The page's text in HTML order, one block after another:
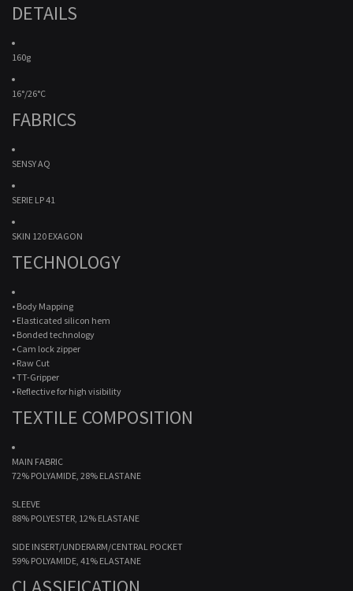
DETAILS
160g
16°/26°C
FABRICS
SENSY AQ
SERIE LP 41
SKIN 120 EXAGON
TECHNOLOGY
• Body Mapping
• Elasticated silicon hem
• Bonded technology
• Cam lock zipper
• Raw Cut
• TT-Gripper
• Reflective for high visibility
TEXTILE COMPOSITION
MAIN FABRIC
72% POLYAMIDE, 28% ELASTANE
SLEEVE
88% POLYESTER, 12% ELASTANE
SIDE INSERT/UNDERARM/CENTRAL POCKET
59% POLYAMIDE, 41% ELASTANE